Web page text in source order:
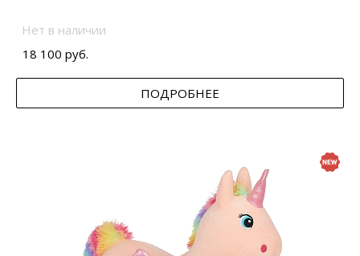
Нет в наличии
18 100 руб.
ПОДРОБНЕЕ